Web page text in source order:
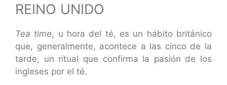
REINO UNIDO
Tea time, u hora del té, es un hábito británico
que, generalmente, acontece a las cinco de la
tarde, un ritual que confirma la pasión de los
ingleses por el té.